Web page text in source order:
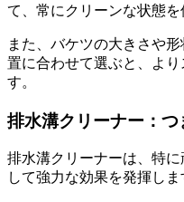
て、常にクリーンな状態を
また、バケツの大きさや
置に合わせて選ぶと、よ
す。
排水溝クリーナー：
排水溝クリーナーは、特
して強力な効果を発揮しま